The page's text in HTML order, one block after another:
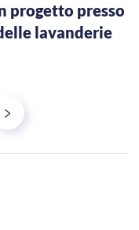
progetto presso
lavanderie